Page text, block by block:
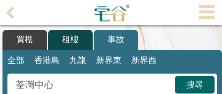
理
主
搵
樓/
買樓 租樓 事故
全部 香港島 九龍 新界東 新界西
搜尋